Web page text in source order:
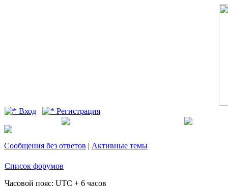
Вход Регистрация
Сообщения без ответов | Активные темы
Список форумов
Часовой пояс: UTC + 6 часов